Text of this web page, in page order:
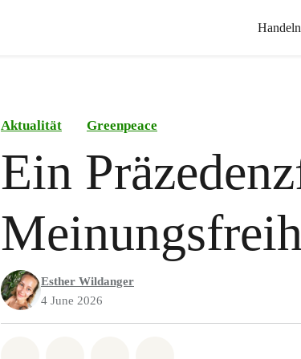
Handeln
Aktualität Greenpeace
Ein
Esther Wildanger
4 June 2026